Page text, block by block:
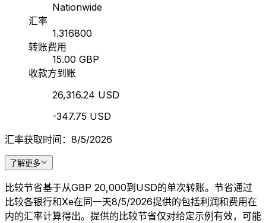
Nationwide
汇率
1.316800
转账费用
15.00 GBP
收款方到账
26,316.24 USD
-347.75 USD
汇率获取时间：8/5/2026
了解更多
比较节省基于从GBP 20,000到USD的单次转账。节省通过
比较各银行和Xe在同一天8/5/2026提供的包括利润和费用在
内的汇率计算得出。提供的比较节省仅对给定示例有效，可能